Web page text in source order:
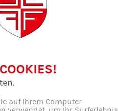
den Ferien statt
auf Ihrem Computer